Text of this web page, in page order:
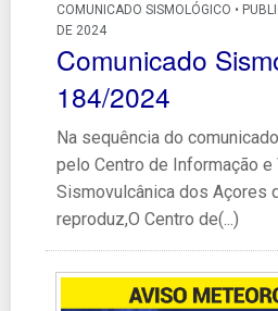
COMUNICADO SISMOLÓGICO •
DE 2024
Comunicado
184/2024
Na sequência do
pelo Centro de Informação e
Sismovulcânica dos Açores
reproduz,O Centro de(...)